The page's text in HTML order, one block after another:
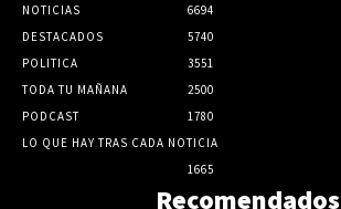
NOTICIAS
6694
DESTACADOS
5740
POLITICA
3551
TODA TU MAÑANA
2500
PODCAST
1780
LO QUE HAY TRAS CADA NOTICIA
1665
Recomendados